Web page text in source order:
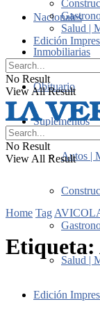
Nacionales
Inmobiliarias
Obituario
Suplementos
Autos |
Salud |
Edición
Salud |
Edición
No Result
View All Result
No Result
View All Result
Home Tag
Etiqueta: